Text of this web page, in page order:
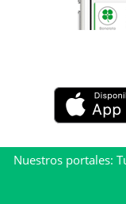
Nuestros portales: